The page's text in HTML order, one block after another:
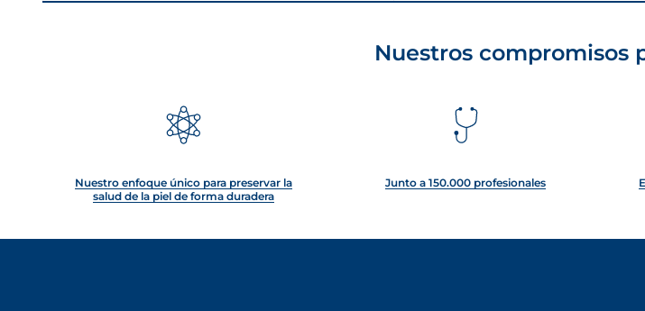
Nuestros compromisos
Nuestro enfoque único para preservar la
salud de la piel de forma duradera
Junto a 150.000 profesionales